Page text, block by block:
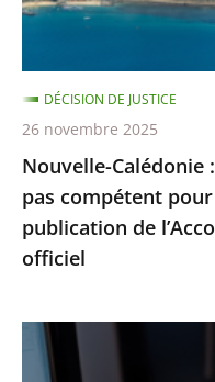
pas
pour
se
prononcer
sur
la
publication
de
de
Bougival
Nouvelle-Calédonie
pas compétent
publication de
officiel
DÉCISION DE JUSTICE
26 novembre 2025
Conseil